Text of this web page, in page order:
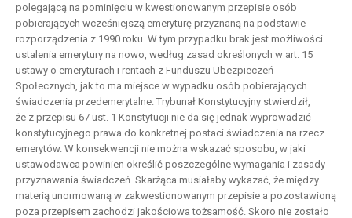
polegającą na pominięciu w kwestionowanym przepisie osób
pobierających wcześniejszą emeryturę przyznaną na podstawie
rozporządzenia z 1990 roku. W tym przypadku brak jest możliwości
ustalenia emerytury na nowo, według zasad określonych w art. 15
ustawy o emeryturach i rentach z Funduszu Ubezpieczeń
Społecznych, jak to ma miejsce w wypadku osób pobierających
świadczenia przedemerytalne. Trybunał Konstytucyjny stwierdził,
że z przepisu 67 ust. 1 Konstytucji nie da się jednak wyprowadzić
konstytucyjnego prawa do konkretnej postaci świadczenia na rzecz
emerytów. W konsekwencji nie można wskazać sposobu, w jaki
ustawodawca powinien określić poszczególne wymagania i zasady
przyznawania świadczeń. Skarżąca musiałaby wykazać, że między
materią unormowaną w zakwestionowanym przepisie a pozostawioną
poza przepisem zachodzi jakościowa tożsamość. Skoro nie zostało